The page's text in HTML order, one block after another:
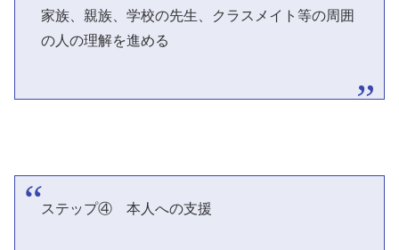
家族、親族、学校の先生、クラスメイト等の周囲
の人の理解を進める
ステップ④ 本人への支援